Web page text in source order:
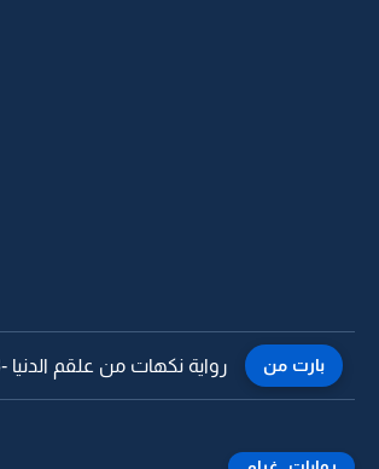
بارت من رواية نكهات من علقم الدنيا -67